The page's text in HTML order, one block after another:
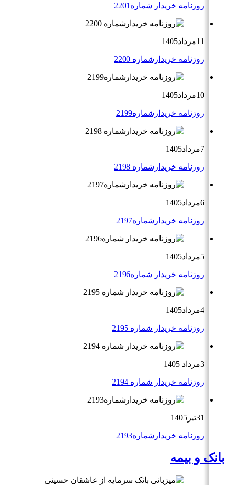
روزنامه خریدار شماره2201
11مرداد1405
روزنامه خریدارشماره 2200
10مرداد1405
روزنامه خریدارشماره2199
7مرداد1405
روزنامه خریدارشماره 2198
6مرداد1405
روزنامه خریدارشماره2197
5مرداد1405
روزنامه خریدار شماره2196
4مرداد1405
روزنامه خریدار شماره 2195
3مرداد 1405
روزنامه خریدار شماره 2194
31تیر1405
روزنامه خریدارشماره2193
بانک و بیمه